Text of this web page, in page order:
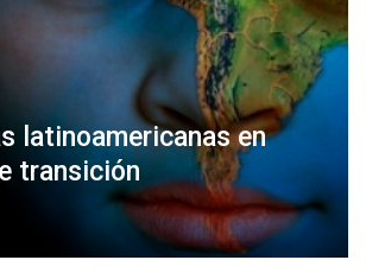
latinoamericanas en
transición